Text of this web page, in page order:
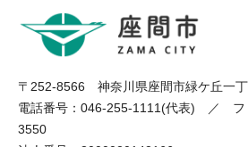
〒252-8566 神奈川県座間市緑ケ丘一
電話番号：046-255-1111(代表) ／ フ
3550